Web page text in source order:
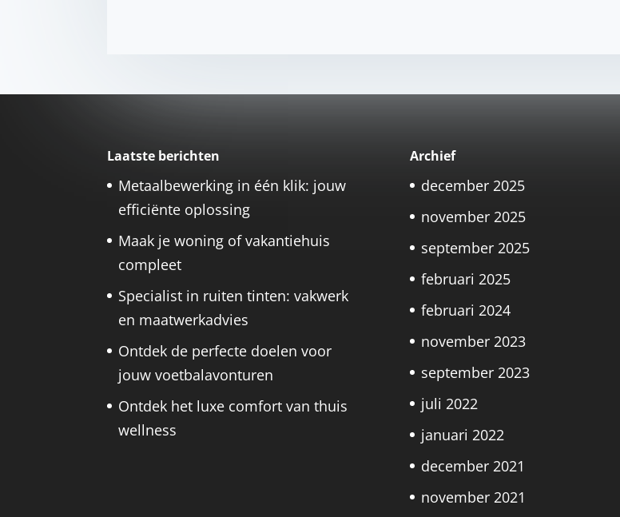
Laatste berichten
Metaalbewerking in één klik: jouw
efficiënte oplossing
Maak je woning of vakantiehuis
compleet
Specialist in ruiten tinten: vakwerk
en maatwerkadvies
Ontdek de perfecte doelen voor
jouw voetbalavonturen
Ontdek het luxe comfort van thuis
wellness
Archief
december 2025
november 2025
september 2025
februari 2025
februari 2024
november 2023
september 2023
juli 2022
januari 2022
december 2021
november 2021